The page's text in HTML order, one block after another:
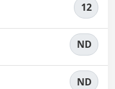
12
ND
ND